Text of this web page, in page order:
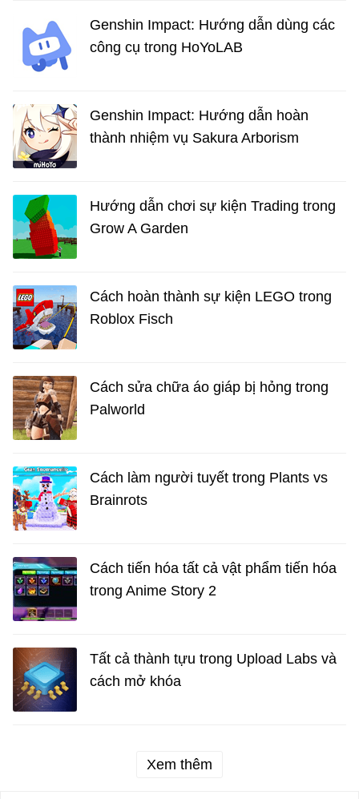
Genshin Impact: Hướng dẫn dùng các
công cụ trong HoYoLAB
Genshin Impact: Hướng dẫn hoàn
thành nhiệm vụ Sakura Arborism
Hướng dẫn chơi sự kiện Trading trong
Grow A Garden
Cách hoàn thành sự kiện LEGO trong
Roblox Fisch
Cách sửa chữa áo giáp bị hỏng trong
Palworld
Cách làm người tuyết trong Plants vs
Brainrots
Cách tiến hóa tất cả vật phẩm tiến hóa
trong Anime Story 2
Tất cả thành tựu trong Upload Labs và
cách mở khóa
Xem thêm